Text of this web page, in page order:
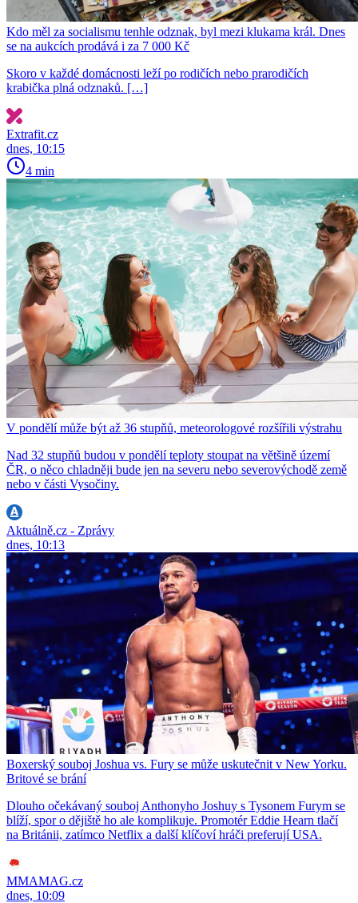
Kdo měl za socialismu tenhle odznak, byl mezi klukama král. Dnes
se na aukcích prodává i za 7 000 Kč
Skoro v každé domácnosti leží po rodičích nebo prarodičích
krabička plná odznaků. […]
Extrafit.cz
dnes, 10:15
4 min
V pondělí může být až 36 stupňů, meteorologové rozšířili výstrahu
Nad 32 stupňů budou v pondělí teploty stoupat na většině území
ČR, o něco chladněji bude jen na severu nebo severovýchodě země
nebo v části Vysočiny.
Aktuálně.cz - Zprávy
dnes, 10:13
Boxerský souboj Joshua vs. Fury se může uskutečnit v New Yorku.
Britové se brání
Dlouho očekávaný souboj Anthonyho Joshuy s Tysonem Furym se
blíží, spor o dějiště ho ale komplikuje. Promotér Eddie Hearn tlačí
na Británii, zatímco Netflix a další klíčoví hráči preferují USA.
MMAMAG.cz
dnes, 10:09